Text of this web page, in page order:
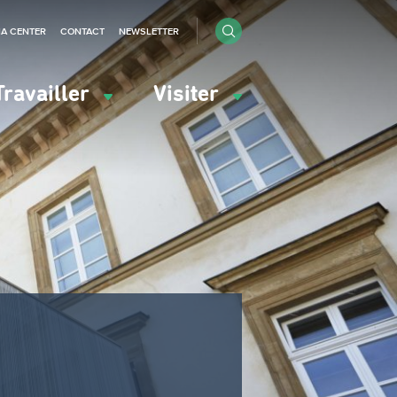
Visiter
CENTER CONTACT NEWSLETTER